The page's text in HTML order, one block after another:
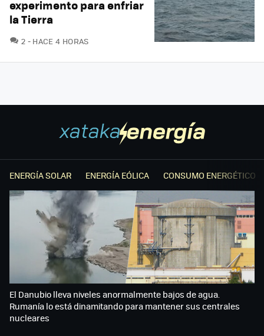
experimento para enfriar
la Tierra
2 COMENTARIOS
HACE 4 HORAS
ENERGÍA SOLAR ENERGÍA EÓLICA CONSUMO ENERGÉTICO
El Danubio lleva niveles anormalmente bajos de agua.
Rumanía lo está dinamitando para mantener sus centrales
nucleares